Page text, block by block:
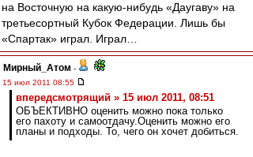
на Восточную на какую-нибудь «Даугаву» на
третьесортный Кубок Федерации. Лишь бы
«Спартак» играл. Играл…
Мирный_Атом -
15 июл 2011 08:55
впередсмотрящий » 15 июл 2011, 08:51
ОБЪЕКТИВНО оценить можно пока только
его пахоту и самоотдачу.Оценить можно его
планы и подходы. То, чего он хочет добиться.